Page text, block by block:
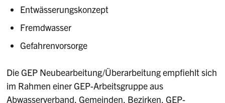
Entwässerungskonzept
Fremdwasser
Gefahrenvorsorge
Die GEP Neubearbeitung/Überarbeitung empfiehlt sich
im Rahmen einer GEP-Arbeitsgruppe aus
Abwasserverband, Gemeinden, Bezirken, GEP-